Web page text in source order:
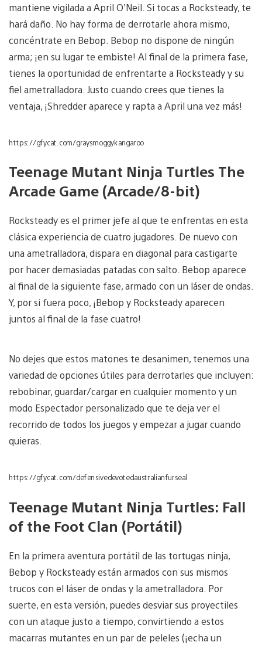
mantiene vigilada a April O’Neil. Si tocas a Rocksteady, te
hará daño. No hay forma de derrotarle ahora mismo,
concéntrate en Bebop. Bebop no dispone de ningún
arma; ¡en su lugar te embiste! Al final de la primera fase,
tienes la oportunidad de enfrentarte a Rocksteady y su
fiel ametralladora. Justo cuando crees que tienes la
ventaja, ¡Shredder aparece y rapta a April una vez más!
https://gfycat.com/graysmoggykangaroo
Teenage Mutant Ninja Turtles The
Arcade Game (Arcade/8-bit)
Rocksteady es el primer jefe al que te enfrentas en esta
clásica experiencia de cuatro jugadores. De nuevo con
una ametralladora, dispara en diagonal para castigarte
por hacer demasiadas patadas con salto. Bebop aparece
al final de la siguiente fase, armado con un láser de ondas.
Y, por si fuera poco, ¡Bebop y Rocksteady aparecen
juntos al final de la fase cuatro!
No dejes que estos matones te desanimen, tenemos una
variedad de opciones útiles para derrotarles que incluyen:
rebobinar, guardar/cargar en cualquier momento y un
modo Espectador personalizado que te deja ver el
recorrido de todos los juegos y empezar a jugar cuando
quieras.
https://gfycat.com/defensivedevotedaustralianfurseal
Teenage Mutant Ninja Turtles: Fall
of the Foot Clan (Portátil)
En la primera aventura portátil de las tortugas ninja,
Bebop y Rocksteady están armados con sus mismos
trucos con el láser de ondas y la ametralladora. Por
suerte, en esta versión, puedes desviar sus proyectiles
con un ataque justo a tiempo, convirtiendo a estos
macarras mutantes en un par de peleles (¡echa un